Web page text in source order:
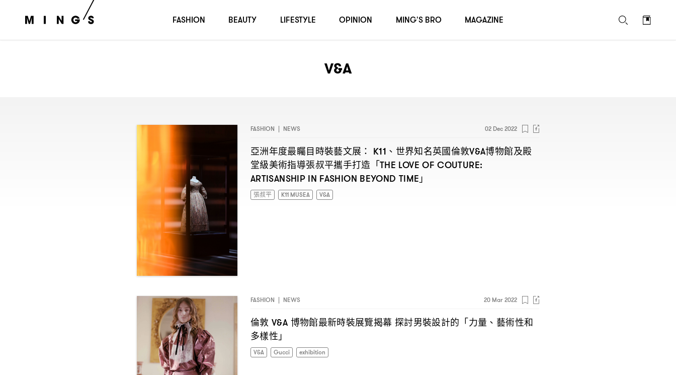
V&A
FASHION | NEWS 02 Dec 2022
亞洲年度最矚目時裝藝文展 ： K11 、世界知名英國倫敦V&A博物館及殿
堂級美術指導張叔平攜手打造「THE LOVE OF COUTURE:
ARTISANSHIP IN FASHION BEYOND TIME 」
張叔平 K11 MUSEA V&A
FASHION | NEWS 20 Mar 2022
倫敦 V&A 博物館最新時裝展覽揭幕 探討男裝設計的「力量、藝術性和
多樣性」
V&A Gucci exhibition
FASHION BEAUTY LIFESTYLE OPINION MING'S BRO MAGAZINE